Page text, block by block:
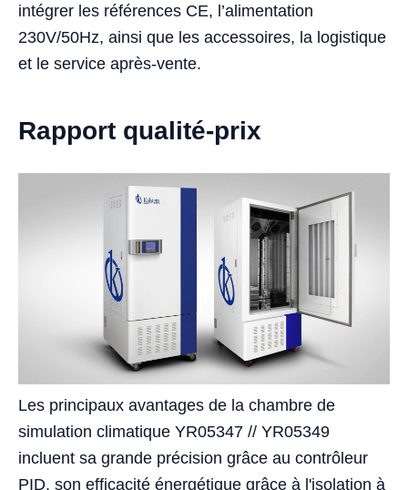
intégrer les références CE, l’alimentation
230V/50Hz, ainsi que les accessoires, la logistique
et le service après-vente.
Rapport qualité-prix
Les principaux avantages de la chambre de
simulation climatique YR05347 // YR05349
incluent sa grande précision grâce au contrôleur
PID, son efficacité énergétique grâce à l'isolation à